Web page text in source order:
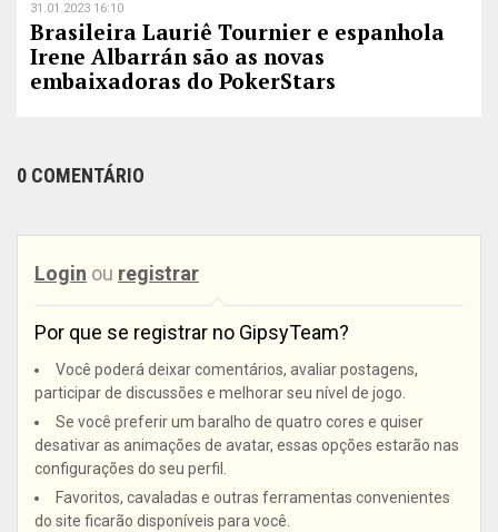
31.01.2023 16:10
Brasileira Lauriê Tournier e espanhola
Irene Albarrán são as novas
embaixadoras do PokerStars
0 COMENTÁRIO
Login ou registrar
Por que se registrar no GipsyTeam?
Você poderá deixar comentários, avaliar postagens,
participar de discussões e melhorar seu nível de jogo.
Se você preferir um baralho de quatro cores e quiser
desativar as animações de avatar, essas opções estarão nas
configurações do seu perfil.
Favoritos, cavaladas e outras ferramentas convenientes
do site ficarão disponíveis para você.